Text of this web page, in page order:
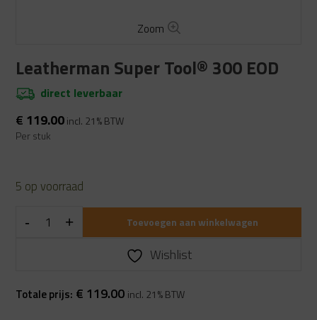
Zoom
Leatherman Super Tool® 300 EOD
direct leverbaar
€ 119.00incl. 21% BTW
Per stuk
5 op voorraad
Toevoegen aan winkelwagen
Wishlist
Totale prijs: € 119.00 incl. 21% BTW